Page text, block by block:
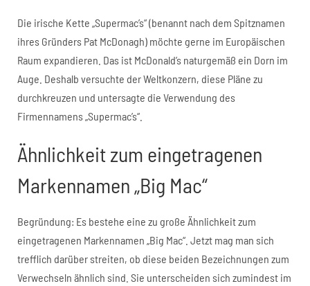
Die irische Kette „Supermac’s“ (benannt nach dem Spitznamen
ihres Gründers Pat McDonagh) möchte gerne im Europäischen
Raum expandieren. Das ist McDonald’s naturgemäß ein Dorn im
Auge. Deshalb versuchte der Weltkonzern, diese Pläne zu
durchkreuzen und untersagte die Verwendung des
Firmennamens „Supermac’s“.
Ähnlichkeit zum eingetragenen
Markennamen „Big Mac“
Begründung: Es bestehe eine zu große Ähnlichkeit zum
eingetragenen Markennamen „Big Mac“. Jetzt mag man sich
trefflich darüber streiten, ob diese beiden Bezeichnungen zum
Verwechseln ähnlich sind. Sie unterscheiden sich zumindest im